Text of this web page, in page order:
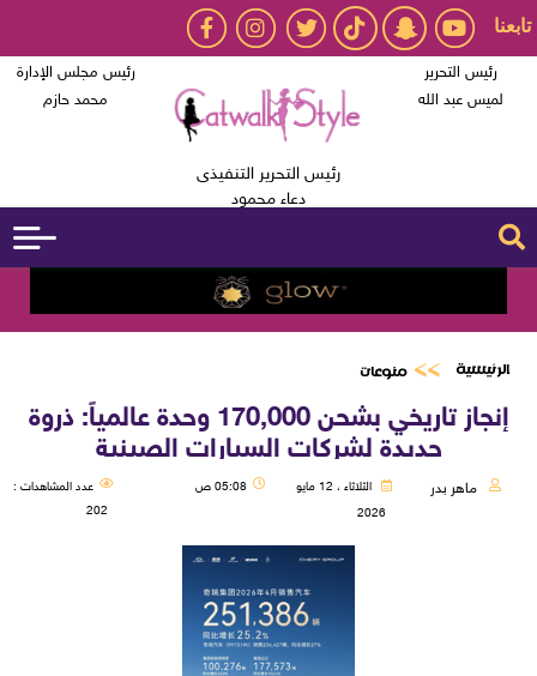
تابعنا
رئيس التحرير
لميس عبد الله
رئيس التحرير التنفيذى
دعاء محمود
رئيس مجلس الإدارة
محمد حازم
الرئيسية منوعات
إنجاز تاريخي بشحن 170,000 وحدة عالمياً: ذروة
جديدة لشركات السيارات الصينية
ماهر بدر
الثلاثاء ، 12 مايو
2026
05:08 ص
عدد المشاهدات :
202